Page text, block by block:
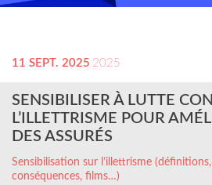
11 SEPT. 2025 2025
SENSIBILISER À LUTTE
L’ILLETTRISME POUR
DES ASSURÉS
Sensibilisation sur l’illettrisme
conséquences, films…)